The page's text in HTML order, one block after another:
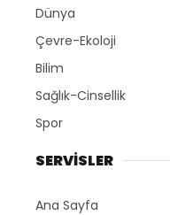
Dünya
Çevre-Ekoloji
Bilim
Sağlık-Cinsellik
Spor
SERVİSLER
Ana Sayfa